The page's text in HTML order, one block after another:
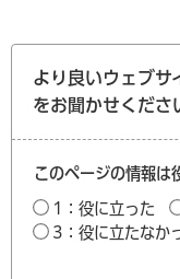
より良いウェブサ
をお聞かせくださ
このページの情報は
1：役に立った
3：役に立たなか